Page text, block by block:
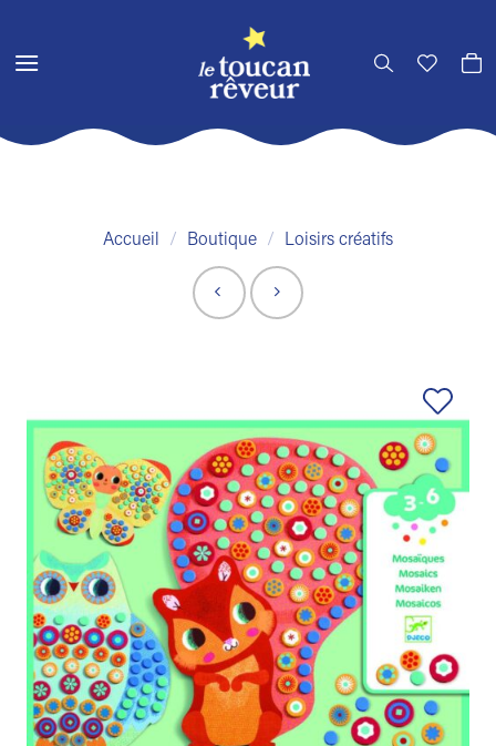
contenu
Accueil / Boutique / Loisirs créatifs
Ajouter
à la liste
de
souhaits